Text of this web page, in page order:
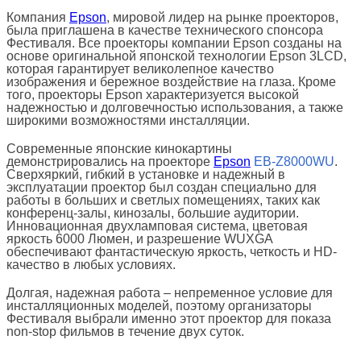
Компания Epson, мировой лидер на рынке проекторов,
была приглашена в качестве технического спонсора
Фестиваля. Все проекторы компании Epson созданы на
основе оригинальной японской технологии Epson 3LCD,
которая гарантирует великолепное качество
изображения и бережное воздействие на глаза. Кроме
того, проекторы Epson характеризуется высокой
надежностью и долговечностью использования, а также
широкими возможностями инсталляции.
Современные японские кинокартины
демонстрировались на проекторе Epson EB-Z8000WU.
Сверхяркий, гибкий в установке и надежный в
эксплуатации проектор был создан специально для
работы в больших и светлых помещениях, таких как
конференц-залы, кинозалы, большие аудитории.
Инновационная двухламповая система, цветовая
яркость 6000 Люмен, и разрешение WUXGA
обеспечивают фантастическую яркость, четкость и HD-
качество в любых условиях.
Долгая, надежная работа – непременное условие для
инсталляционных моделей, поэтому организаторы
Фестиваля выбрали именно этот проектор для показа
non-stop фильмов в течение двух суток.